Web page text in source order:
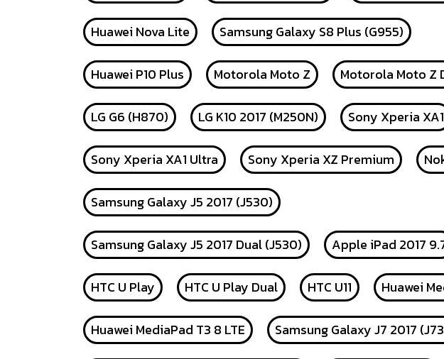
Huawei Nova Lite Samsung Galaxy S8 Plus (G955)
Huawei P10 Plus Motorola Moto Z Motorola Moto Z
LG G6 (H870) LG K10 2017 (M250N) Sony Xperia XA1
Sony Xperia XA1 Ultra Sony Xperia XZ Premium
Samsung Galaxy J5 2017 (J530)
Samsung Galaxy J5 2017 Dual (J530) Apple iPad 2017
HTC U Play HTC U Play Dual HTC U11 Huawei
Huawei MediaPad T3 8 LTE Samsung Galaxy J7 2017